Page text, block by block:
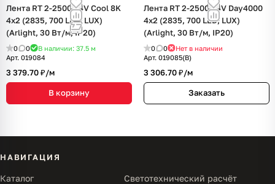
Лента RT 2-2500 24V Cool 8K
4x2 (2835, 700 LED, LUX)
(Arlight, 30 Вт/м, IP20)
0 0 В наличии: 37.5 м
Арт. 019084
3 379.70 ₽/м
В корзину
Лента RT 2-2500 24V Day4000
4x2 (2835, 700 LED, LUX)
(Arlight, 30 Вт/м, IP20)
0 0
Нет в наличии
Арт. 019085(B)
3 306.70 ₽/м
Заказать
НАВИГАЦИЯ
Каталог Светотехнический расчёт